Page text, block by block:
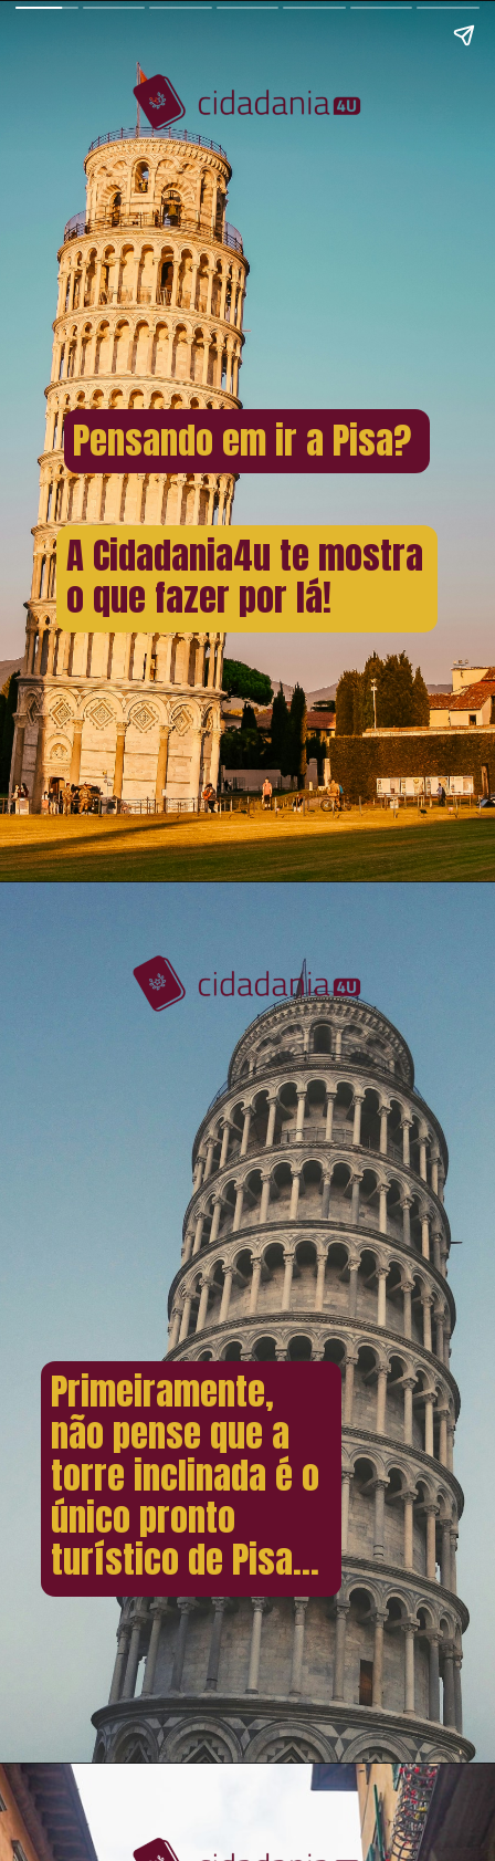
Pensando em ir a Pisa?
A Cidadania4u te mostra
o que fazer por lá!
Primeiramente,
não pense que a
torre inclinada é o
único pronto
turístico de Pisa...